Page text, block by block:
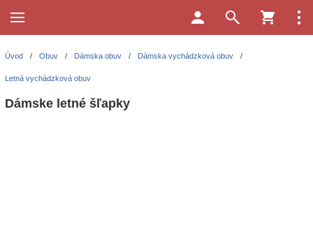
Úvod / Obuv / Dámska obuv / Dámska vychádzková obuv /
Letná vychádzková obuv
Dámske letné šľapky